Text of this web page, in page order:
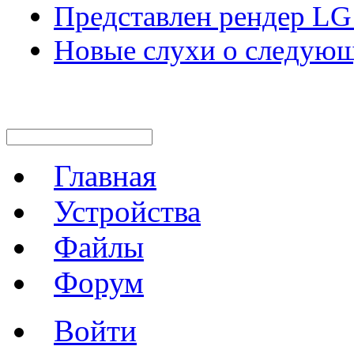
Представлен рендер
Новые слухи о
Главная
Устройства
Файлы
Форум
Войти